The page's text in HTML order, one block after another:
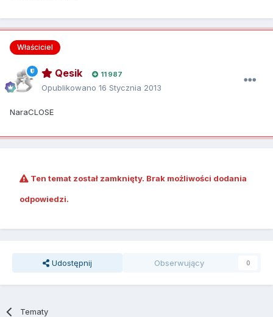
Właściciel
Qesik 11 987
Opublikowano 16 Stycznia 2013
NaraCLOSE
Ten temat został zamknięty. Brak możliwości dodania
odpowiedzi.
Udostępnij Obserwujący 0
Tematy